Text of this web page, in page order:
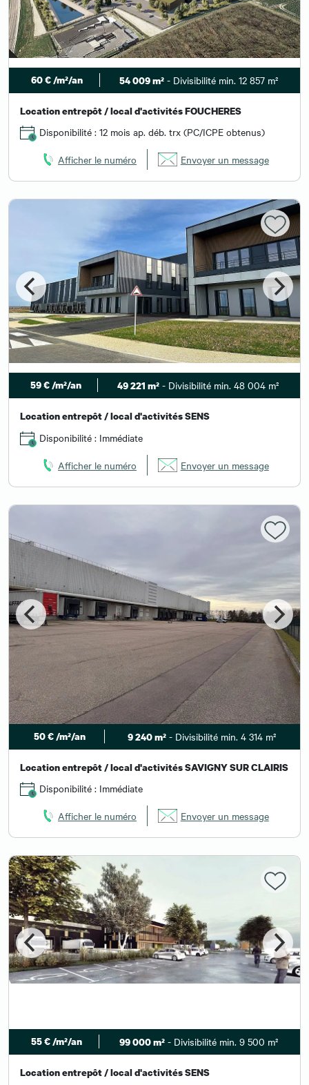
60 € /m²/an 54 009 m² - Divisibilité min. 12 857 m²
Location entrepôt / local d'activités FOUCHERES
Disponibilité : 12 mois ap. déb. trx (PC/ICPE obtenus)
Afficher le numéro Envoyer un message
59 € /m²/an 49 221 m² - Divisibilité min. 48 004 m²
Location entrepôt / local d'activités SENS
Disponibilité : Immédiate
Afficher le numéro Envoyer un message
50 € /m²/an 9 240 m²- Divisibilité min. 4 314 m²
Location entrepôt / local d'activités SAVIGNY SUR CLAIRIS
Disponibilité : Immédiate
Afficher le numéro Envoyer un message
55 € /m²/an 99 000 m² - Divisibilité min. 9 500 m²
Location entrepôt / local d'activités SENS